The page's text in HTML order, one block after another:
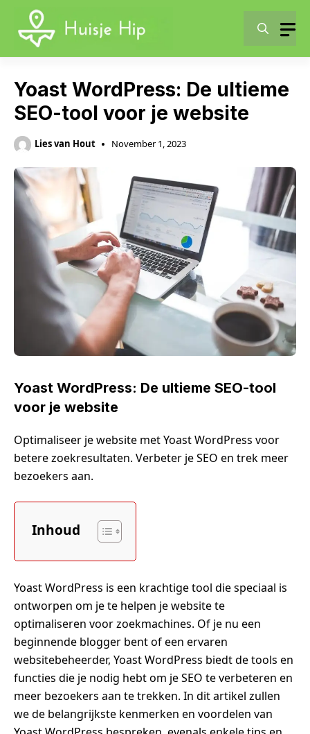
content
Yoast WordPress: De ultieme
SEO-tool voor je website
Lies van Hout November 1, 2023
Yoast WordPress: De ultieme SEO-tool
voor je website
Optimaliseer je website met Yoast WordPress voor
betere zoekresultaten. Verbeter je SEO en trek meer
bezoekers aan.
Inhoud
Yoast WordPress is een krachtige tool die speciaal is
ontworpen om je te helpen je website te
optimaliseren voor zoekmachines. Of je nu een
beginnende blogger bent of een ervaren
websitebeheerder, Yoast WordPress biedt de tools en
functies die je nodig hebt om je SEO te verbeteren en
meer bezoekers aan te trekken. In dit artikel zullen
we de belangrijkste kenmerken en voordelen van